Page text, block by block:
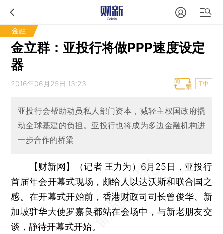
金融
金立群：亚投行将做PPP速度设定
器
2016年06月25日 13:23 T中
亚投行会帮助动员私人部门资本，减轻主权国政府撬
动全球基建的负担。亚投行也将成为多边金融机构进
一步合作的桥梁
【财新网】（记者 王力为 ） 6月25日， 亚投行
首届年会开幕式现场，颇给人以达沃斯和联合国之
感。在开幕式开始前，香港财政司司长曾俊华、新
加坡驻华大使罗嘉良都站在会场中，与新老朋友交
谈，静待开幕式开始。